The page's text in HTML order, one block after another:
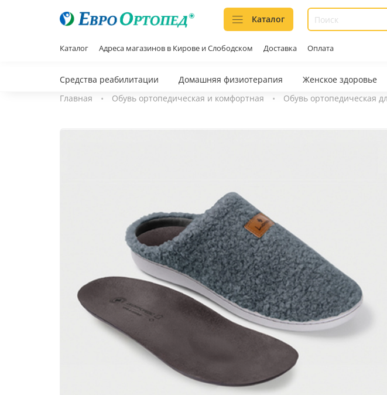
Каталог
Каталог Адреса магазинов в Кирове и Слободском Доставка Оплата
Средства реабилитации Домашняя физиотерапия Женское здоровье
Главная
Обувь ортопедическая и комфортная Обувь ортопедическая